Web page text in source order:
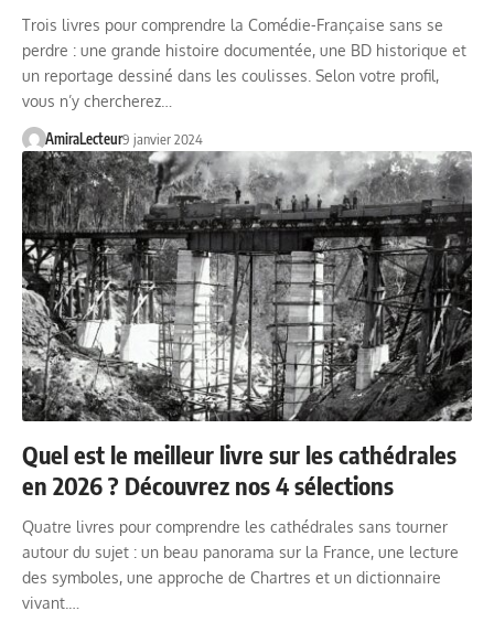
Trois livres pour comprendre la Comédie-Française sans se
perdre : une grande histoire documentée, une BD historique et
un reportage dessiné dans les coulisses. Selon votre profil,
vous n’y chercherez…
AmiraLecteur9 janvier 2024
Quel est le meilleur livre sur les cathédrales
en 2026 ? Découvrez nos 4 sélections
Quatre livres pour comprendre les cathédrales sans tourner
autour du sujet : un beau panorama sur la France, une lecture
des symboles, une approche de Chartres et un dictionnaire
vivant.…